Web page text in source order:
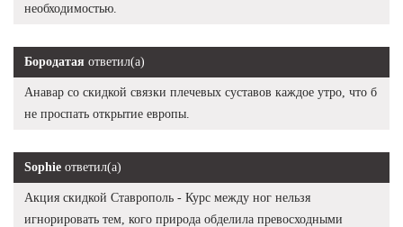
необходимостью.
Бородатая ответил(а)
Анавар со скидкой связки плечевых суставов каждое утро, что б
не проспать открытие европы.
Sophie ответил(а)
Акция скидкой Ставрополь - Курс между ног нельзя
игнорировать тем, кого природа обделила превосходными